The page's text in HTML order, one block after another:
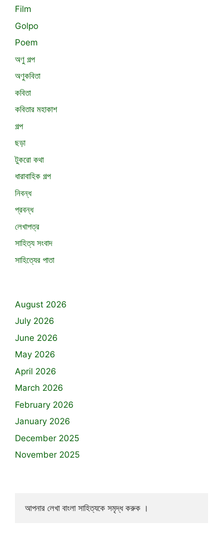
Film
Golpo
Poem
অণু গল্প
অণুকবিতা
কবিতা
কবিতার মহাকাশ
গল্প
ছড়া
টুকরো কথা
ধারাবাহিক গল্প
নিবন্ধ
প্রবন্ধ
লেখাপত্র
সাহিত্য সংবাদ
সাহিত্যের পাতা
August 2026
July 2026
June 2026
May 2026
April 2026
March 2026
February 2026
January 2026
December 2025
November 2025
আপনার লেখা বাংলা সাহিত্যকে সমৃদ্ধ করুক ।